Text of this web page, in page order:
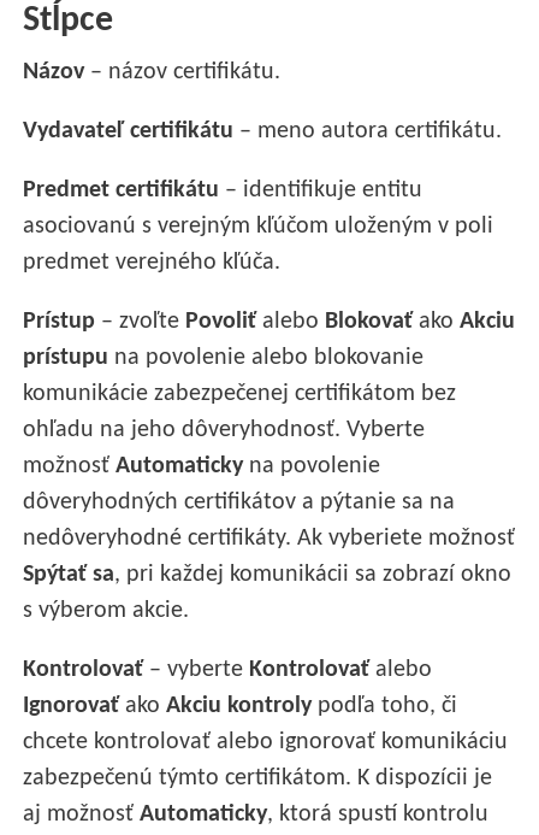
Stĺpce
Názov– názov certifikátu.
Vydavateľ certifikátu – meno autora certifikátu.
Predmet certifikátu – identifikuje entitu
asociovanú s verejným kľúčom uloženým v poli
predmet verejného kľúča.
Prístup – zvoľte Povoliť alebo Blokovať akoAkciu
prístupu na povolenie alebo blokovanie
komunikácie zabezpečenej certifikátom bez
ohľadu na jeho dôveryhodnosť. Vyberte
možnosťAutomatickyna povolenie
dôveryhodných certifikátov a pýtanie sa na
nedôveryhodné certifikáty. Ak vyberiete možnosť
Spýtať sa, pri každej komunikácii sa zobrazí okno
s výberom akcie.
Kontrolovať – vyberte Kontrolovať alebo
Ignorovať akoAkciu kontrolypodľa toho, či
chcete kontrolovať alebo ignorovať komunikáciu
zabezpečenú týmto certifikátom. K dispozícii je
aj možnosťAutomaticky, ktorá spustí kontrolu